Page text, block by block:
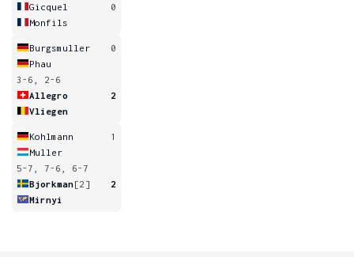
Gicquel
0
Monfils
Burgsmuller
0
Phau
3-6, 2-6
Allegro
2
Vliegen
Kohlmann
1
Muller
5-7, 7-6, 6-7
Bjorkman[2]
2
Mirnyi